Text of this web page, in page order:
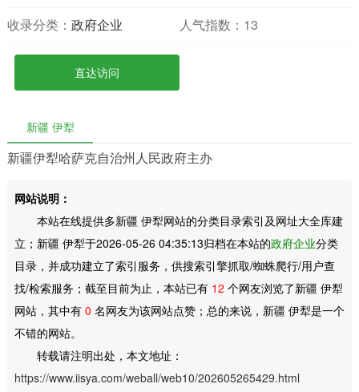
收录分类： 政府企业 人气指数： 13
直达访问
新疆 伊犁
新疆伊犁哈萨克自治州人民政府主办
网站说明：
本站在线提供多新疆 伊犁网站的分类目录索引及网址大全库建
立；新疆 伊犁于2026-05-26 04:35:13归档在本站的政府企业分类
目录，并成功建立了索引服务，供搜索引擎抓取/蜘蛛爬行/用户查
找/检索服务；截至目前为止，本站已有 12 个网友浏览了新疆 伊犁
网站，其中有 0 名网友为该网站点赞；总的来说，新疆 伊犁是一个
不错的网站。
转载请注明出处，本文地址：
https://www.iisya.com/weball/web10/202605265429.html